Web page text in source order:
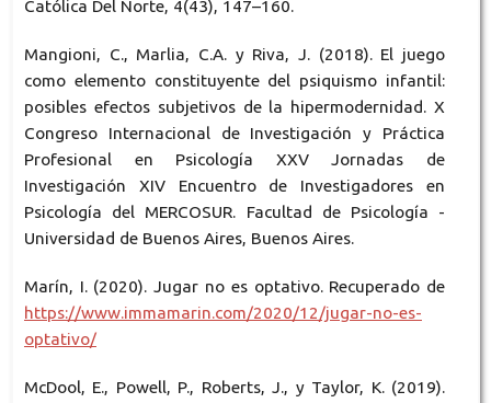
Católica Del Norte, 4(43), 147–160.
Mangioni, C., Marlia, C.A. y Riva, J. (2018). El juego
como elemento constituyente del psiquismo infantil:
posibles efectos subjetivos de la hipermodernidad. X
Congreso Internacional de Investigación y Práctica
Profesional en Psicología XXV Jornadas de
Investigación XIV Encuentro de Investigadores en
Psicología del MERCOSUR. Facultad de Psicología -
Universidad de Buenos Aires, Buenos Aires.
Marín, I. (2020). Jugar no es optativo. Recuperado de
https://www.immamarin.com/2020/12/jugar-no-es-
optativo/
McDool, E., Powell, P., Roberts, J., y Taylor, K. (2019).